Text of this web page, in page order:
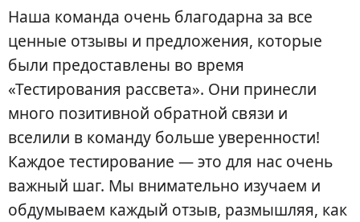
Наша команда очень благодарна за все
ценные отзывы и предложения, которые
были предоставлены во время
«Тестирования рассвета». Они принесли
много позитивной обратной связи и
вселили в команду больше уверенности!
Каждое тестирование — это для нас очень
важный шаг. Мы внимательно изучаем и
обдумываем каждый отзыв, размышляя, как